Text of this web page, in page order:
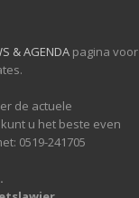
& AGENDA pagina voor
de actuele
u het beste even
0519-241705